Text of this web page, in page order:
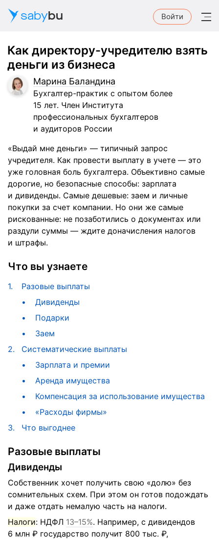
sabybu Войти
Как директору-учредителю взять
деньги из бизнеса
Марина Баландина
Бухгалтер-практик с опытом более
15 лет. Член Института
профессиональных бухгалтеров
и аудиторов России
«Выдай мне деньги» — типичный запрос
учредителя. Как провести выплату в учете — это
уже головная боль бухгалтера. Объективно самые
дорогие, но безопасные способы: зарплата
и дивиденды. Самые дешевые: заем и личные
покупки за счет компании. Но они же самые
рискованные: не позаботились о документах или
раздули суммы — ждите доначисления налогов
и штрафы.
Что вы узнаете
1.
Разовые выплаты
Дивиденды
Подарки
Заем
2.
Систематические выплаты
Зарплата и премии
Аренда имущества
Компенсация за использование имущества
«Расходы фирмы»
3.
Что выгоднее
Разовые выплаты
Дивиденды
Собственник хочет получить свою «долю» без
сомнительных схем. При этом он готов подождать
и даже отдать немалую часть на налоги.
Налоги: НДФЛ 13–15%. Например, с дивидендов
6 млн ₽ государство получит 800 тыс. ₽,